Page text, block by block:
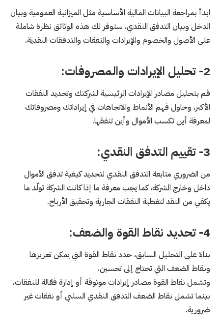
ابدأ بمراجعة البيانات المالية الأساسية مثل الميزانية العمومية وبيان
الدخل وبيان التدفق النقدي، ستوفر لك هذه الوثائق نظرة شاملة
على الأصول والخصوم والإيرادات والنفقات والتدفقات النقدية.
2- تحليل الإيرادات والمصروفات:
قم بتحليل مصادر الإيرادات الرئيسية لشركتك وتحديد النفقات
الأكبر، وحاول فهم الأنماط والاتجاهات في إيراداتك ومصروفاتك
لمعرفة أين تكسب الأموال وأين تنفقها.
3- تقييم التدفق النقدي:
من الضروري متابعة التدفق النقدي لتحديد كيفية تدفق الأموال
داخل وخارج الشركة، كما يجب معرفة ما إذا كانت الشركة تولّد ما
يكفي من النقد لتغطية النفقات الجارية وتحقيق الأرباح.
4- تحديد نقاط القوة والضعف:
بناءً على التحليل السابق، حدد نقاط القوة التي يمكن تعزيزها
ونقاط الضعف التي تحتاج إلى تحسين.
وتشمل نقاط القوة مصادر إيرادات موثوقة أو إدارة فعّالة للنفقات،
بينما تشمل نقاط الضعف التدفق النقدي السلبي أو نفقات غير
ضرورية.